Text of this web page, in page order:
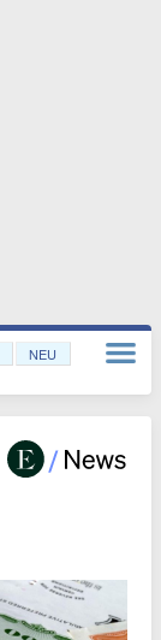
NEU